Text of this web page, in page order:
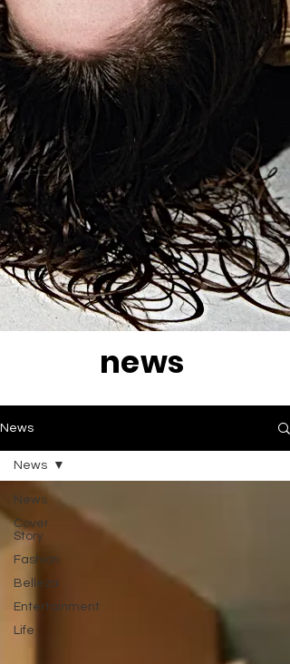
news
News
News
Cover
Story
Fashion
Belleza
Entertainment
Life
News